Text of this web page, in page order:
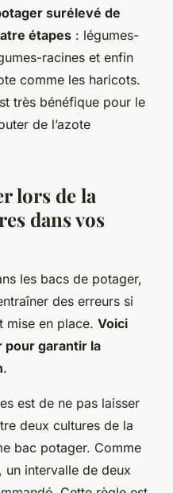
surélevé de
étapes : légumes-
racines et enfin
comme les haricots.
très bénéfique pour le
de l’azote
lors de la
dans vos
les bacs de potager,
des erreurs si
mise en place. Voici
garantir la
.
est de ne pas laisser
deux cultures de la
bac potager. Comme
un intervalle de deux